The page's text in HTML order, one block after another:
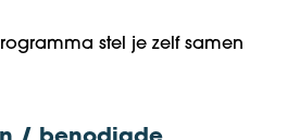
stel je zelf samen